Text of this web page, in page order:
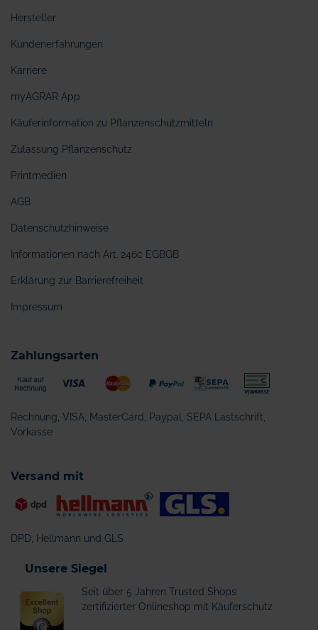
Hersteller
Kundenerfahrungen
Karriere
myAGRAR App
Käuferinformation zu Pflanzenschutzmitteln
Zulassung Pflanzenschutz
Printmedien
AGB
Datenschutzhinweise
Informationen nach Art. 246c EGBGB
Erklärung zur Barrierefreiheit
Impressum
Zahlungsarten
Rechnung, VISA, MasterCard, Paypal, SEPA Lastschrift,
Vorkasse
Versand mit
DPD, Hellmann und GLS
Unsere Siegel
Seit über 5 Jahren Trusted Shops
zertifizierter Onlineshop mit Käuferschutz